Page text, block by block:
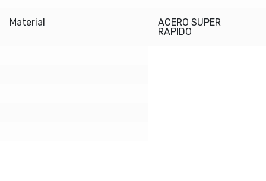
Material
ACERO SUPER
RAPIDO